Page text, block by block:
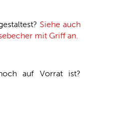
Siehe auch
mit Griff an.
auf Vorrat ist?